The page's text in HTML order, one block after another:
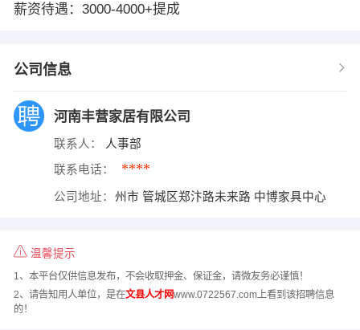
薪资待遇：3000-4000+提成
公司信息
河南丰营家居有限公司
联系人： 人事部
联系电话： ****
公司地址： 州市 管城区郑汴路未来路 中博家具中心
温馨提示
1、本平台仅供信息发布，不会收取押金、保证金，请微友务必谨慎！
2、请告知用人单位，是在文县人才网www.0722567.com上看到该招聘信息
的！